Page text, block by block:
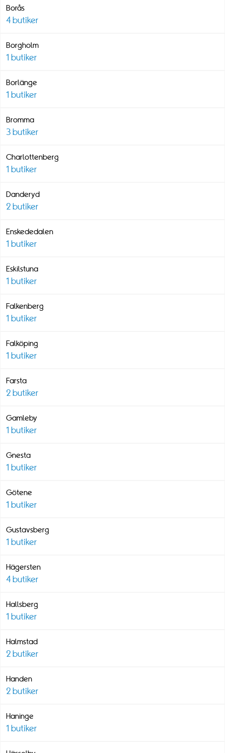
Borås
4 butiker
Borgholm
1 butiker
Borlänge
1 butiker
Bromma
3 butiker
Charlottenberg
1 butiker
Danderyd
2 butiker
Enskededalen
1 butiker
Eskilstuna
1 butiker
Falkenberg
1 butiker
Falköping
1 butiker
Farsta
2 butiker
Gamleby
1 butiker
Gnesta
1 butiker
Götene
1 butiker
Gustavsberg
1 butiker
Hägersten
4 butiker
Hallsberg
1 butiker
Halmstad
2 butiker
Handen
2 butiker
Haninge
1 butiker